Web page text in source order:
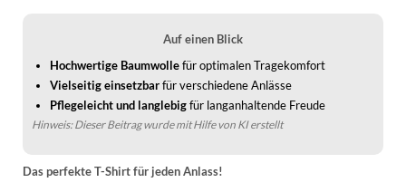
Auf einen Blick
Hochwertige Baumwollefür optimalen Tragekomfort
Vielseitig einsetzbarfür verschiedene Anlässe
Pflegeleicht und langlebigfür langanhaltende Freude
Hinweis: Dieser Beitrag wurde mit Hilfe von KI erstellt
Das perfekte T-Shirt für jeden Anlass!